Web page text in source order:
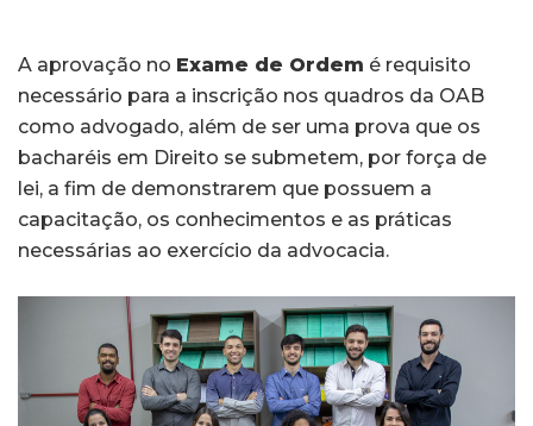
A aprovação no Exame de Ordem é requisito
necessário para a inscrição nos quadros da OAB
como advogado, além de ser uma prova que os
bacharéis em Direito se submetem, por força de
lei, a fim de demonstrarem que possuem a
capacitação, os conhecimentos e as práticas
necessárias ao exercício da advocacia.